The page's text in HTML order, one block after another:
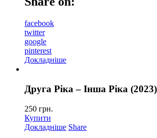
facebook
twitter
google
pinterest
Докладніше
Друга Ріка – Інша Ріка
250 грн.
Купити
Докладніше Share